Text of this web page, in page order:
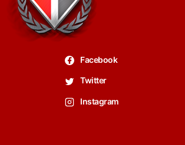
Facebook
Twitter
Instagram